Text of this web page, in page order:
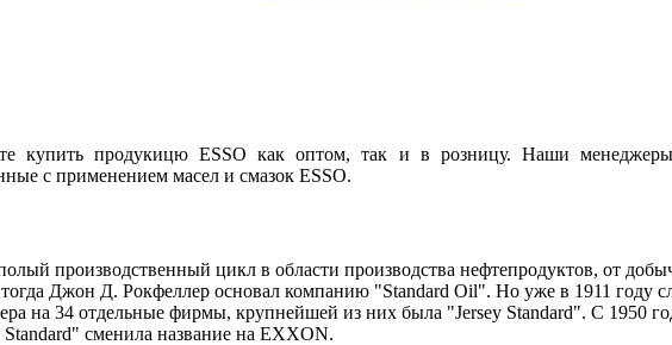
купить продукицю ESSO как оптом, так и в розницу. Наши
с применением масел и смазок ESSO.
производственный цикл в области производства нефтепродуктов, от
Джон Д. Рокфеллер основал компанию "Standard Oil". Но уже в 1911 году
на 34 отдельные фирмы, крупнейшей из них была "Jersey Standard". С 1950
сменила название на EXXON.